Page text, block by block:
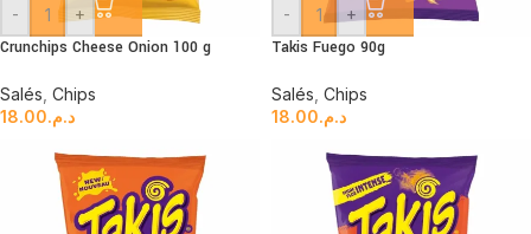
- +
Crunchips Cheese Onion 100 g
Salés Chips
د.م.18.00
- +
Takis Fuego 90g
Salés Chips
د.م.18.00